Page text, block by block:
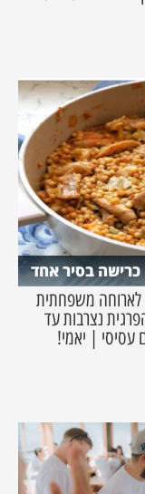
בסיר אחד
לארוחה משפחתית
נצרבות עד
עסיסי | יאמי!